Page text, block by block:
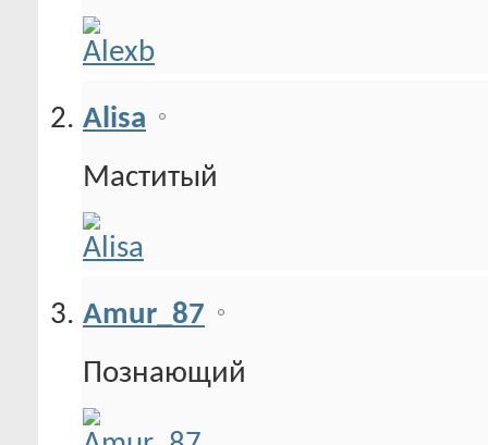
Alisa
Маститый
Amur_87
Познающий